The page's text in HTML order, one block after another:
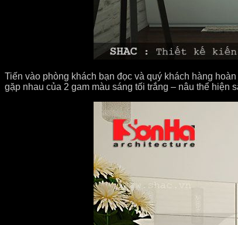
Tiến vào phòng khách bạn đọc và quý khách hàng
gặp nhau của 2 gam màu sáng tối trắng – nâu thể hiện